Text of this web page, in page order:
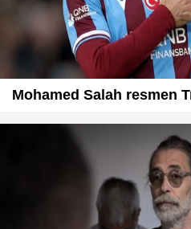
Mohamed Salah resmen